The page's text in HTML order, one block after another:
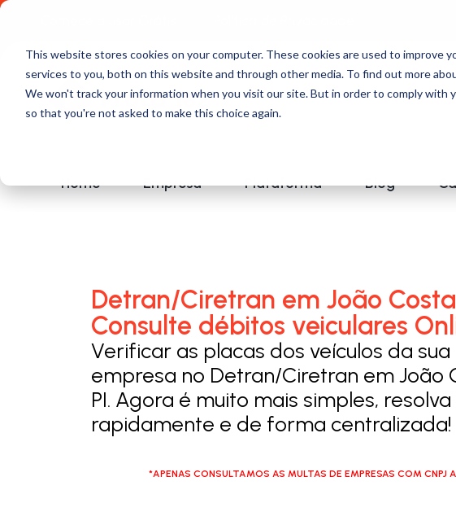
This website stores cookies on your computer. These cookies are used to improve
services to you, both on this website and through other media. To find out more
We won't track your information when you visit our site. But in order to comply with
so that you're not asked to make this choice again.
Home Empresa Plataforma Blog
Detran/Ciretran em João
Consulte débitos veiculares
Verificar as placas dos veículos da sua
empresa no Detran/Ciretran em João
PI. Agora é muito mais simples,
rapidamente e de forma centralizada!
*APENAS CONSULTAMOS AS MULTAS DE EMPRESAS COM CNPJ